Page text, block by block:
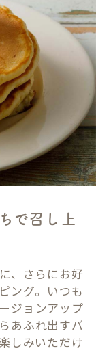
で召し上
、さらにお好
ング。いつも
ジョンアップ
あふれ出すバ
しみいただけ